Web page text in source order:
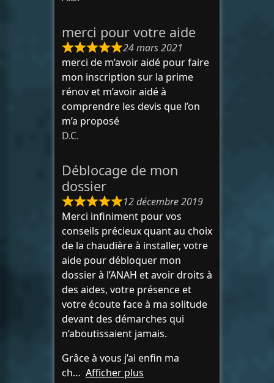
merci pour votre aide
24 mars 2021
merci de m’avoir aidé pour faire
mon inscription sur la prime
rénov et m’avoir aidé à
comprendre les devis que l’on
m’a proposé
D.C.
Déblocage de mon
dossier
12 décembre 2019
Merci infiniment pour vos
conseils précieux quant au choix
de la chaudière à installer, votre
aide pour débloquer mon
dossier à l’ANAH et avoir droits à
des aides, votre présence et
votre écoute face à ma solitude
devant des démarches qui
n’aboutissaient jamais.
Grâce à vous j’ai enfin ma
ch
Afficher plus